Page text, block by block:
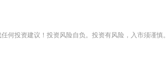
何投资建议！投资风险自负。投资有风险，入市须谨慎。